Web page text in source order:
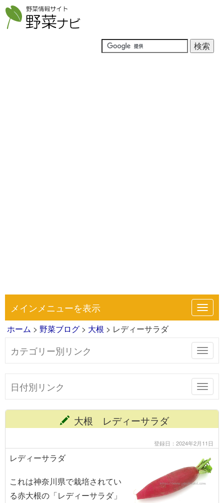
メインメニューを表示
ホーム > 野菜ブログ > 大根 > レディーサラダ
カテゴリー別リンク
日付別リンク
大根 レディーサラダ
登録日：2024年2月11日
レディーサラダ
これは神奈川県で栽培されてい
る赤大根の「レディーサラダ」